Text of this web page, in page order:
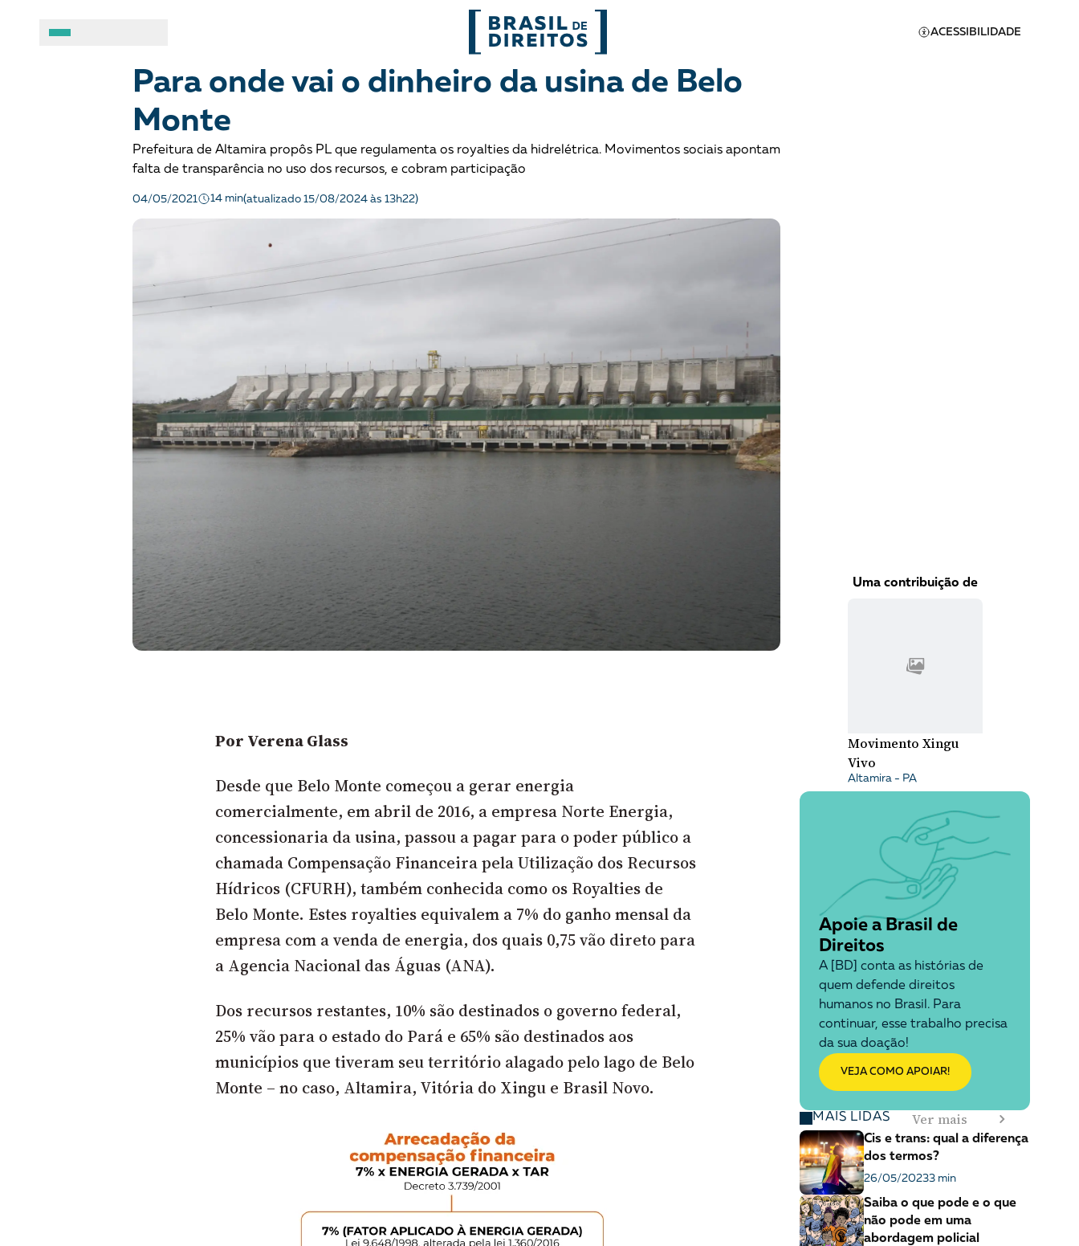
ACESSIBILIDADE
Fale conosco
Manual geral de conduta
Crianças e adolescentes
Democracia e Justiça
Direitos socioambientais
Justiça criminal
Liberdade de expressão
Mobilização e articulação
Políticas Públicas
Tráfico de pessoas e trabalho escravoPodcast
Para onde vai o dinheiro da usina de Belo
Monte
Prefeitura de Altamira propôs PL que regulamenta os royalties da hidrelétrica. Movimentos sociais apontam
falta de transparência no uso dos recursos, e cobram participação
04/05/2021 14 min(atualizado 15/08/2024 às 13h22)
Por Verena Glass
Desde que Belo Monte começou a gerar energia
comercialmente, em abril de 2016, a empresa Norte Energia,
concessionaria da usina, passou a pagar para o poder público a
chamada Compensação Financeira pela Utilização dos Recursos
Hídricos (CFURH), também conhecida como os Royalties de
Belo Monte. Estes royalties equivalem a 7% do ganho mensal da
empresa com a venda de energia, dos quais 0,75 vão direto para
a Agencia Nacional das Águas (ANA).
Dos recursos restantes, 10% são destinados o governo federal,
25% vão para o estado do Pará e 65% são destinados aos
municípios que tiveram seu território alagado pelo lago de Belo
Monte – no caso, Altamira, Vitória do Xingu e Brasil Novo.
Uma contribuição de
Movimento Xingu
Vivo
Altamira - PA
Apoie a Brasil de
Direitos
A [BD] conta as histórias de
quem defende direitos
humanos no Brasil. Para
continuar, esse trabalho precisa
da sua doação!
VEJA COMO APOIAR!
MAIS LIDAS Ver mais
Cis e trans: qual a diferença
dos termos?
26/05/20233 min
Saiba o que pode e o que
não pode em uma
abordagem policial